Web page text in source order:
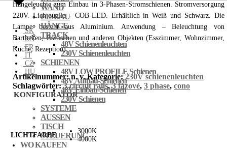
SK
EN
FR
IT
CZ
HU
WAND
EINBAU
HÄNGE
TRACK
48V Schienenleuchten
230V Schienenleuchten
SCHIENEN
48V LOW PROFILE Schienen
48V Aufbau-Schienen
48V Einbau-Schienen
230V Schienen
SYSTEME
AUSSEN
TISCH
STEUERUNG
WO KAUFEN
Hängeleuchte zum Einbau in 3-Phasen-Stromschienen. Stromversorgung
220V. Lichtquelle - COB-LED. Erhältlich in Weiß und Schwarz. Die
Lampe besteht aus Aluminium. Anwendung – Beleuchtung von
Bartheken, Esstischen und anderen Objekten (Esszimmer, Wohnzimmer,
Küche, Rezeption).
Artikelnummer:n. v. Kategorie:230V schienenleuchten
Schlagwörter:3 circuit rails,3 fázové, 3 phase, cono
KONFIGURATOR
LICHTFARBE
3000K
4000K